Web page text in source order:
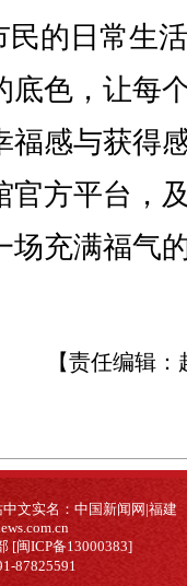
民的日常生
底色，让每
福感与获得
官方平台，
场充满福气
【责任编辑：
中文实名：中国新闻网|福建
[闽ICP备13000383]
87825591